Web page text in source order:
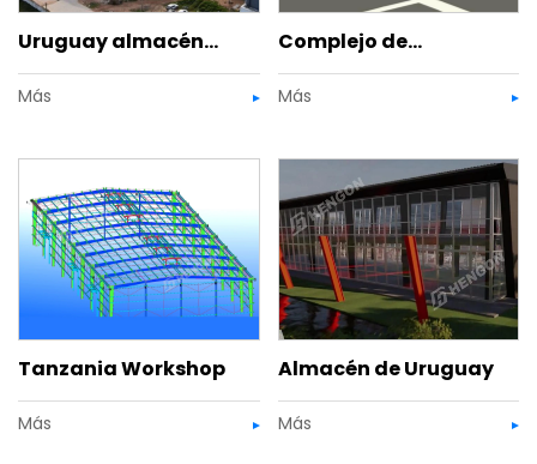
Uruguay almacén
logístico
Más
Complejo de
almacenes y oficinas,
EE.UU.
Más
Tanzania Workshop
Más
Almacén de Uruguay
Más